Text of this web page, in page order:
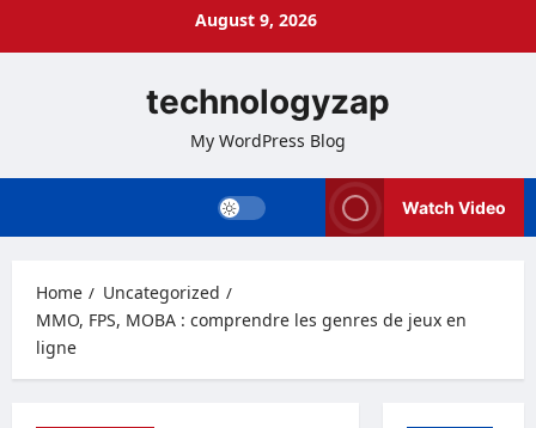
August 9, 2026
technologyzap
My WordPress Blog
Watch Video
Home
Uncategorized
MMO, FPS, MOBA : comprendre les genres de jeux en
ligne